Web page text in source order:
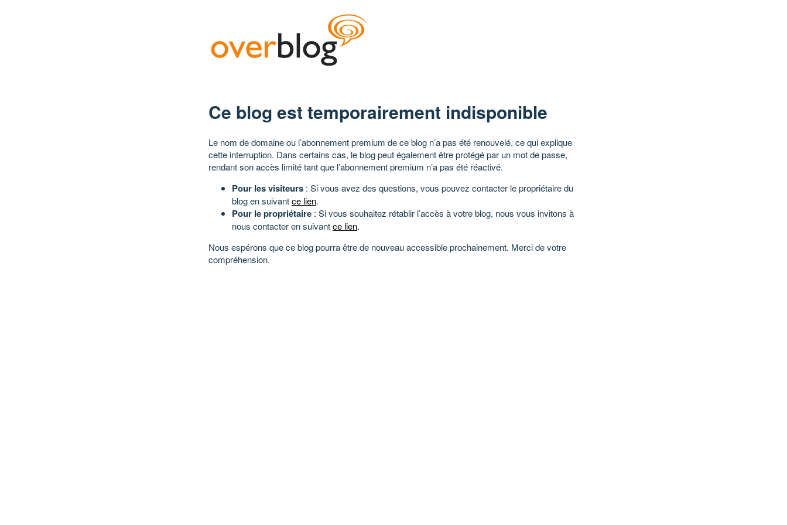
Ce blog est temporairement indisponible
Le nom de domaine ou l’abonnement premium de ce blog n’a pas été renouvelé, ce qui explique
cette interruption. Dans certains cas, le blog peut également être protégé par un mot de passe,
rendant son accès limité tant que l’abonnement premium n’a pas été réactivé.
Pour les visiteurs : Si vous avez des questions, vous pouvez contacter le propriétaire du
blog en suivantce lien.
Pour le propriétaire : Si vous souhaitez rétablir l’accès à votre blog, nous vous invitons à
nous contacter en suivantce lien.
Nous espérons que ce blog pourra être de nouveau accessible prochainement. Merci de votre
compréhension.